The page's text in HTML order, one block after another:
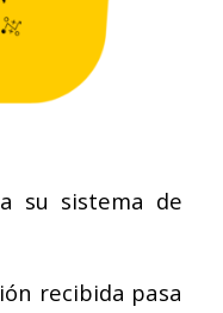
su sistema de
recibida pasa